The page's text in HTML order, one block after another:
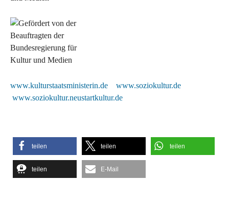
www.kulturstaatsministerin.de
www.soziokultur.de
www.soziokultur.neustartkultur.de
teilen teilen teilen
teilen E-Mail